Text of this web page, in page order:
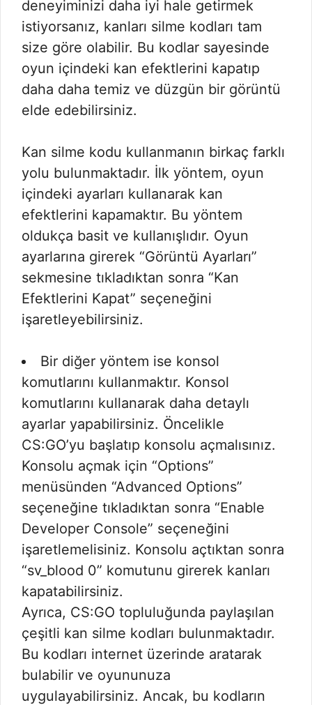
deneyiminizi daha iyi hale getirmek
istiyorsanız, kanları silme kodları tam
size göre olabilir. Bu kodlar sayesinde
oyun içindeki kan efektlerini kapatıp
daha daha temiz ve düzgün bir görüntü
elde edebilirsiniz.
Kan silme kodu kullanmanın birkaç farklı
yolu bulunmaktadır. İlk yöntem, oyun
içindeki ayarları kullanarak kan
efektlerini kapamaktır. Bu yöntem
oldukça basit ve kullanışlıdır. Oyun
ayarlarına girerek “Görüntü Ayarları”
sekmesine tıkladıktan sonra “Kan
Efektlerini Kapat” seçeneğini
işaretleyebilirsiniz.
Bir diğer yöntem ise konsol
komutlarını kullanmaktır. Konsol
komutlarını kullanarak daha detaylı
ayarlar yapabilirsiniz. Öncelikle
CS:GO’yu başlatıp konsolu açmalısınız.
Konsolu açmak için “Options”
menüsünden “Advanced Options”
seçeneğine tıkladıktan sonra “Enable
Developer Console” seçeneğini
işaretlemelisiniz. Konsolu açtıktan sonra
“sv_blood 0” komutunu girerek kanları
kapatabilirsiniz.
Ayrıca, CS:GO topluluğunda paylaşılan
çeşitli kan silme kodları bulunmaktadır.
Bu kodları internet üzerinde aratarak
bulabilir ve oyununuza
uygulayabilirsiniz. Ancak, bu kodların